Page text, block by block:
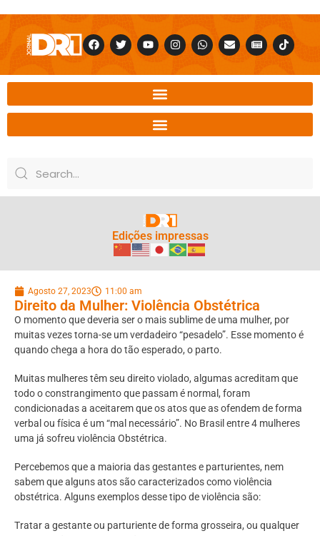
Edições impressas
Agosto 27, 2023 11:00 am
Direito da Mulher: Violência Obstétrica
O momento que deveria ser o mais sublime de uma mulher, por
muitas vezes torna-se um verdadeiro “pesadelo”. Esse momento é
quando chega a hora do tão esperado, o parto.
Muitas mulheres têm seu direito violado, algumas acreditam que
todo o constrangimento que passam é normal, foram
condicionadas a aceitarem que os atos que as ofendem de forma
verbal ou física é um “mal necessário”. No Brasil entre 4 mulheres
uma já sofreu violência Obstétrica.
Percebemos que a maioria das gestantes e parturientes, nem
sabem que alguns atos são caracterizados como violência
obstétrica. Alguns exemplos desse tipo de violência são:
Tratar a gestante ou parturiente de forma grosseira, ou qualquer